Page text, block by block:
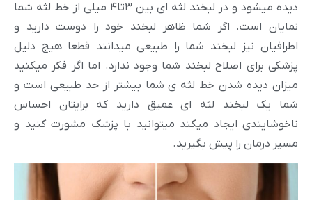
دیده میشود و در لبخند لثه ای بین ۳تا۴ میلی از خط لثه شما
نمایان است. اگر شما ظاهر لبخند خود را دوست دارید و
اطرافیان نیز لبخند شما را طبیعی میدانند قطعا هیچ دلیل
پزشکی برای اصلاح لبخند شما وجود ندارد. اما اگر فکر میکنید
میزان دیده شدن خط لثه ی شما بیشتر از حد طبیعی است و
شما یک لبخند لثه ای عمیق دارید که برایتان احساس
ناخوشایندی ایجاد میکند میتوانید با پزشک مشورت کنید و
مسیر درمان را پیش بگیرید.